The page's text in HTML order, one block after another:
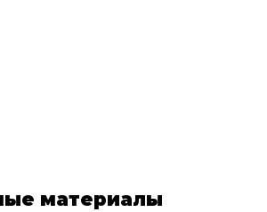
материалы